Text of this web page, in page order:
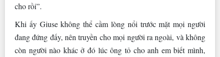
cho rồi”.
Khi ấy Giuse không thể cầm lòng nổi trước mặt mọi người
đang đứng đấy, nên truyền cho mọi người ra ngoài, và không
còn người nào khác ở đó lúc ông tỏ cho anh em biết mình,